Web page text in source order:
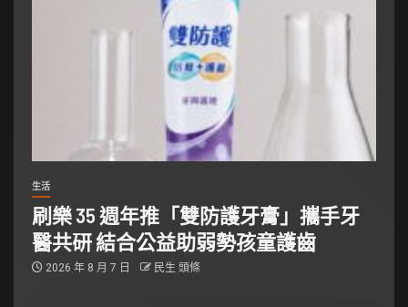
生活
刷樂 35 週年推「雙防護牙膏」攜手牙
醫共研 結合公益助弱勢孩童護齒
2026 年 8 月 7 日 民生 頭條